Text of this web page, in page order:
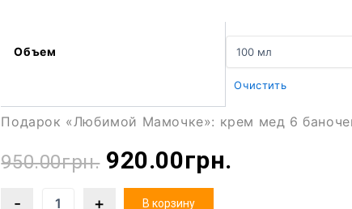
Объем
Очистить
Подарок «Любимой Мамочке»: крем мед 6
950.00грн. 920.00грн.
В корзину